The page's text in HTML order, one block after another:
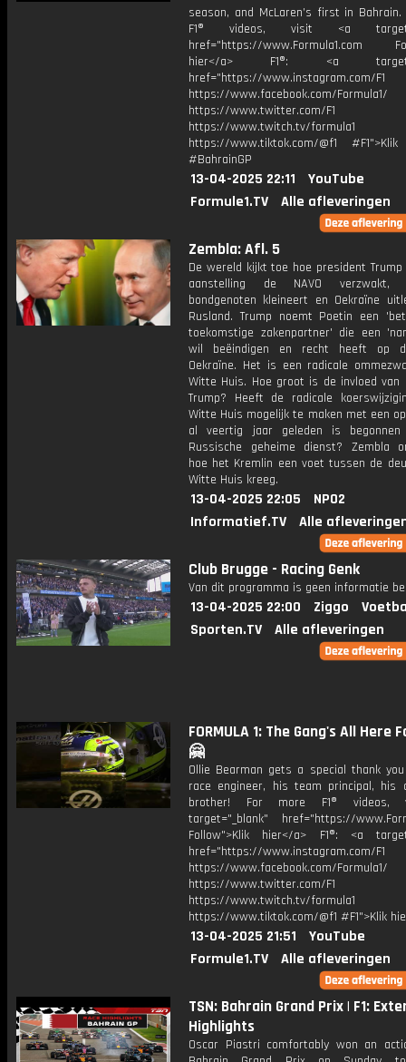
season, and McLaren’s first in
F1® videos, visit <a
href="https://www.Formula1.com
hier</a> F1®: <a
href="https://www.instagram.com/F1
https://www.facebook.com/Formula1/
https://www.twitter.com/F1
https://www.twitch.tv/formula1
https://www.tiktok.com/@f1
#BahrainGP
13-04-2025 22:11
YouTube
Formule1.TV
Alle afleveringen
Zembla: Afl. 5
De wereld kijkt toe hoe president
aanstelling de NAVO verzwakt,
bondgenoten kleineert en Oekraïne
Rusland. Trump noemt Poetin een
toekomstige zakenpartner' die een
wil beëindigen en recht heeft op
Oekraïne. Het is een radicale
Witte Huis. Hoe groot is de invloed van
Trump? Heeft de radicale
Witte Huis mogelijk te maken met een
al veertig jaar geleden is
Russische geheime dienst? Zembla
hoe het Kremlin een voet tussen de
Witte Huis kreeg.
13-04-2025 22:05
NPO2
Informatief.TV
Alle
Club Brugge - Racing Genk
Van dit programma is geen informatie
13-04-2025 22:00 Ziggo
Sporten.TV
Alle afleveringen
FORMULA 1: The Gang's All Here
🤗
Ollie Bearman gets a special thank
race engineer, his team principal, his
brother! For more F1® videos,
target="_blank" href="https://
Follow">Klik hier</a> F1®: <a
href="https://www.instagram.com/F1
https://www.facebook.com/Formula1/
https://www.twitter.com/F1
https://www.twitch.tv/formula1
https://www.tiktok.com/@f1 #F1">Klik
13-04-2025 21:51
YouTube
Formule1.TV
Alle afleveringen
TSN: Bahrain Grand Prix | F1:
Highlights
Oscar Piastri comfortably won an